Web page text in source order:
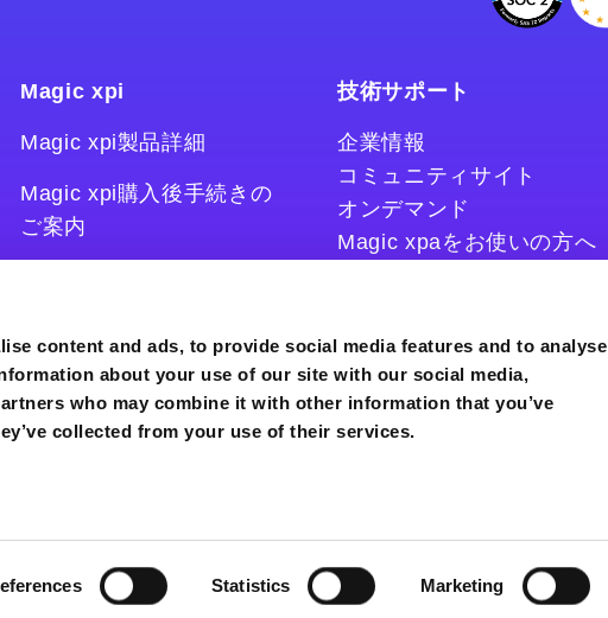
content and ads, to provide social media features and to analyse
about your use of our site with our social media,
who may combine it with other information that you’ve
collected from your use of their services.
Statistics Marketing
Magic xpi
Magic xpi製品詳細
Magic xpi購入後手続きの
ご案内
技術サポート
企業情報
コミュニティサイト
オンデマンド
Magic xpaをお使いの方へ
コラム